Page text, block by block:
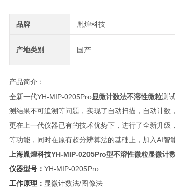
品牌 胤煌科技
产地类别 国产
产品简介：
全新一代YH-MIP-0205Pro显微计数法不溶性微粒测
测结果不可追溯等问题，实现了自动扫描，自动计数
更在上一代仪器已有的技术优势下，进行了全新升
等功能，同时在原有超分辨算法的基础上，加入AI智
上海胤煌科技YH-MIP-0205Pro型不溶性微粒显微计
仪器型号： YH-MIP-0205Pro
工作原理： 显微计数法/图像法